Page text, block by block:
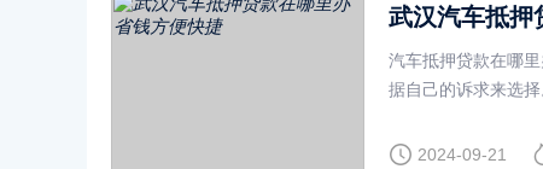
武汉汽车抵押
汽车抵押贷款在哪
据自己的诉求来选
2024-09-21